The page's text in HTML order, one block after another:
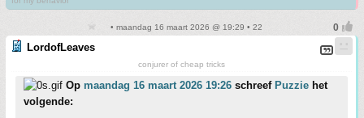
• maandag 16 maart 2026 @ 19:29 • 22
LordofLeaves
conjurer of cheap tricks
Op maandag 16 maart 2026 19:26 schreef Puzzie het
volgende: